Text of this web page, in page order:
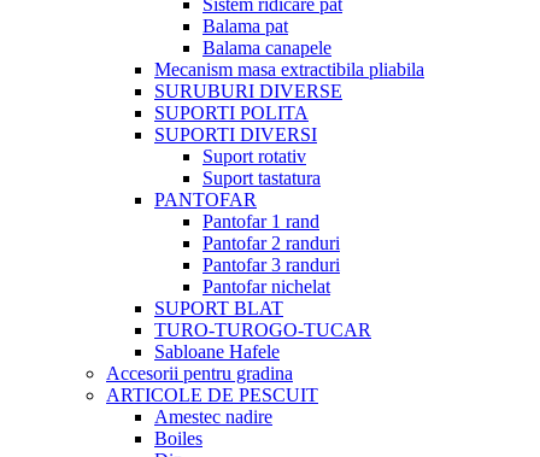
Sistem ridicare pat
Balama pat
Balama canapele
Mecanism masa extractibila pliabila
SURUBURI DIVERSE
SUPORTI POLITA
SUPORTI DIVERSI
Suport rotativ
Suport tastatura
PANTOFAR
Pantofar 1 rand
Pantofar 2 randuri
Pantofar 3 randuri
Pantofar nichelat
SUPORT BLAT
TURO-TUROGO-TUCAR
Sabloane Hafele
Accesorii pentru gradina
ARTICOLE DE PESCUIT
Amestec nadire
Boiles